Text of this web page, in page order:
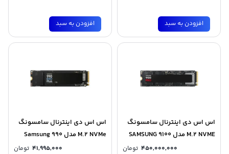
افزودن به سبد افزودن به سبد
اس اس دی اینترنال سامسونگ
M.2 NVME مدل SAMSUNG 9100
450,000,000 تومان
اس اس دی اینترنال سامسونگ
M.2 NVMe مدل Samsung 990
41,995,000 تومان